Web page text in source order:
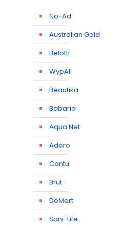
No-Ad
Australian Gold
Belotti
WypAll
Beautika
Babaria
Aqua Net
Adoro
Cantu
Brut
DeMert
Sani-Life